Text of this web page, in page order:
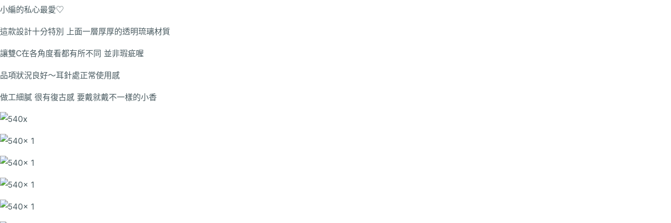
小編的私心最愛♡
這款設計十分特別 上面一層厚厚的透明琉璃材質
讓雙C在各角度看都有所不同 並非瑕疵喔
品項狀況良好～耳針處正常使用感
做工細膩 很有復古感 要戴就戴不一樣的小香